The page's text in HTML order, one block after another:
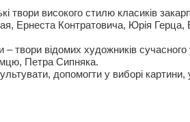
твори високого стилю класиків
Ернеста Контратовича, Юрія
твори відомих художників
Петра Сипняка.
допомогти у виборі картини,